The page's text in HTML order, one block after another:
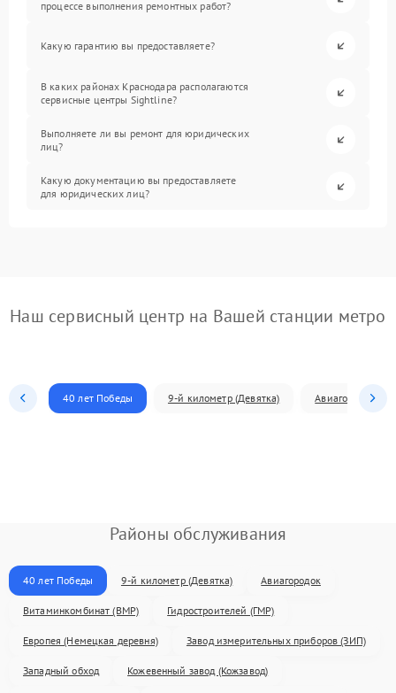
процессе выполнения ремонтных работ?
Какую гарантию вы предоставляете?
В каких районах Краснодара располагаются
сервисные центры Sightline?
Выполняете ли вы ремонт для юридических
лиц?
Какую документацию вы предоставляете
для юридических лиц?
Наш сервисный центр на Вашей станции метро
40 лет Победы 9-й километр (Девятка) Авиагородок
Районы обслуживания
40 лет Победы 9-й километр (Девятка) Авиагородок
Витаминкомбинат (ВМР) Гидростроителей (ГМР)
Европея (Немецкая деревня) Завод измерительных приборов (ЗИП)
Западный обход Кожевенный завод (Кожзавод)